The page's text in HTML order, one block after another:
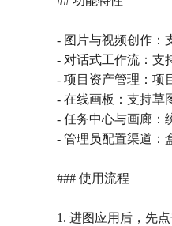
- 图片与视频创作：
- 对话式工作流：支
- 项目资产管理：项
- 在线画板：支持草
- 任务中心与画廊：
- 管理员配置渠道：
### 使用流程
1. 进图应用后，先